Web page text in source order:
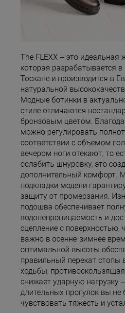
The FLEXX – это идеальная
которая разрабатывается в
Тоскане и производится в
натуральной
Модные ботинки в
стиле отличаются
бронзовым цветом.
можно регулировать
соответствии с объемом
вечером ноги отекают, то
ослабить шнуровку, это
дополнительный комфорт.
подкладки модели
защиту от промерзания.
подошва обеспечивает
водонепроницаемость и
сцепление с поверхностью,
важно в осенне-зимнее
оптимальной высоты
правильный перекат стопы
ходьбы,
снижает ударную нагрузку
длительных прогулок вы не
чувствовать тяжесть и